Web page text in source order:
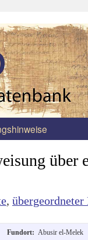
über
, übergeordneter
Fundort: Abusir el-Melek